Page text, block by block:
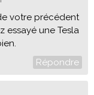
votre précédent
essayé une Tesla
Répondre